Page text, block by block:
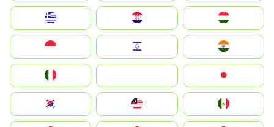
Magyarország
South Korea